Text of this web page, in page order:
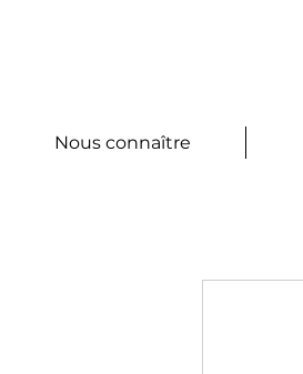
Nous connaître